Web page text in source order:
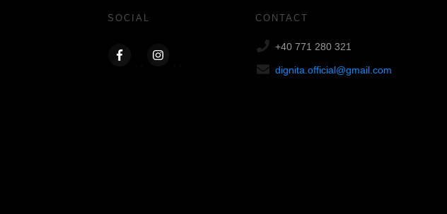
SOCIAL CONTACT
+40 771 280 321
dignita.official@gmail.com